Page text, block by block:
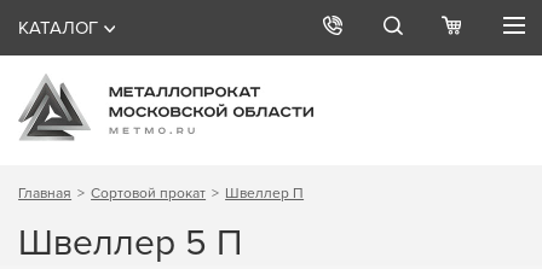
КАТАЛОГ
Главная Сортовой прокат Швеллер П
Швеллер 5 П